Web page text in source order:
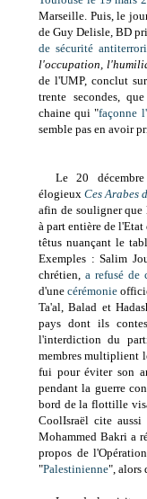
Marseille. Puis, le
de Guy Delisle, BD
de sécurité
l'occupation,
de l'UMP, conclut
trente secondes,
chaine qui "façonne
semble pas en avoir
Le 20
élogieuxCes Arabes
afin de souligner que
à part entière de
têtus nuançant le
Exemples : Salim
chrétien,a refusé de
d'unecérémonie
Ta'al, Balad et
pays dont ils
l'interdiction du
membres multiplient
fui pour éviter son
pendant la guerre
bord de la flottille
CoolIsraël cite aussi
Mohammed Bakri a
propos de
"Palestinienne", alors